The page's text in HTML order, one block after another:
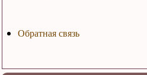
Обратная связь